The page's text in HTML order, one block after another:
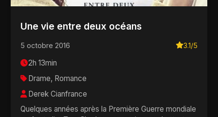
Une vie entre deux océans
5 octobre 2016 3.1/5
2h 13min
Drame, Romance
Derek Cianfrance
Quelques années après la Première Guerre mondiale